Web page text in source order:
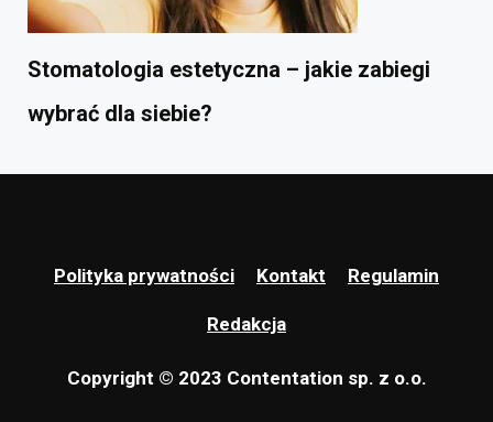
Stomatologia estetyczna – jakie zabiegi
wybrać dla siebie?
Polityka prywatności Kontakt Regulamin
Redakcja
Copyright © 2023 Contentation sp. z o.o.